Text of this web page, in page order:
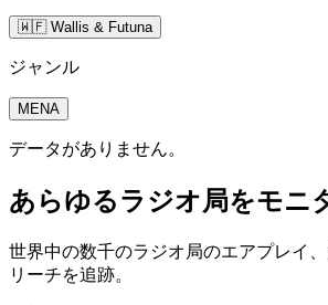
🇼🇫 Wallis & Futuna
ジャンル
MENA
データがありません。
あらゆるラジオ局をモニ
世界中の数千のラジオ局のエアプレイ
リーチを追跡。